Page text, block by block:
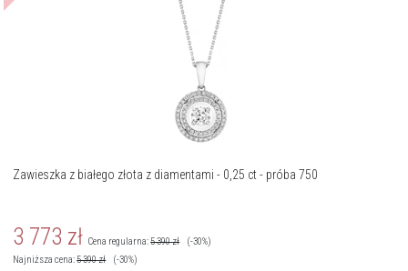
Zawieszka z białego złota z diamentami - 0,25 ct - próba 750
3 773 zł Cena regularna:5 390zł
(-30%)
Najniższa cena:5 390zł (-30%)